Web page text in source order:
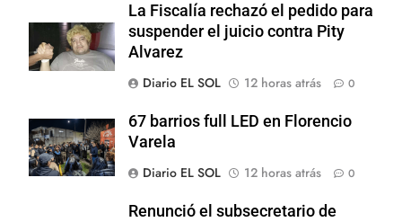
La Fiscalía rechazó el pedido para
suspender el juicio contra Pity
Alvarez
Diario EL SOL
12 horas atrás 0
67 barrios full LED en Florencio
Varela
Diario EL SOL
12 horas atrás 0
Renunció el subsecretario de